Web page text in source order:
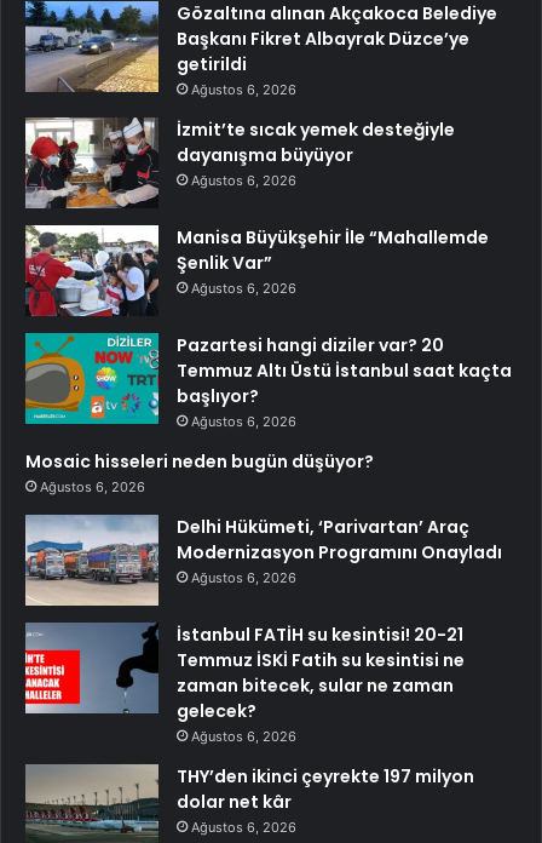
Gözaltına alınan Akçakoca Belediye
Başkanı Fikret Albayrak Düzce’ye
getirildi
Ağustos 6, 2026
İzmit’te sıcak yemek desteğiyle
dayanışma büyüyor
Ağustos 6, 2026
Manisa Büyükşehir İle “Mahallemde
Şenlik Var”
Ağustos 6, 2026
Pazartesi hangi diziler var? 20
Temmuz Altı Üstü İstanbul saat kaçta
başlıyor?
Ağustos 6, 2026
Mosaic hisseleri neden bugün düşüyor?
Ağustos 6, 2026
Delhi Hükümeti, ‘Parivartan’ Araç
Modernizasyon Programını Onayladı
Ağustos 6, 2026
İstanbul FATİH su kesintisi! 20-21
Temmuz İSKİ Fatih su kesintisi ne
zaman bitecek, sular ne zaman
gelecek?
Ağustos 6, 2026
THY’den ikinci çeyrekte 197 milyon
dolar net kâr
Ağustos 6, 2026